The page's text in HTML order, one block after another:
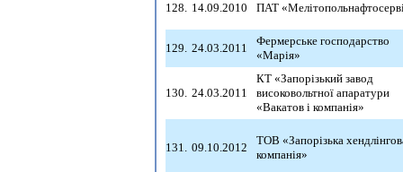
128. 14.09.2010 ПАТ
129. 24.03.2011
Фермерське господарство
«Марія»
130. 24.03.2011
КТ «Запорізький завод
високовольтної апаратури
«Вакатов і компанія»
131. 09.10.2012
ТОВ «Запорізька
компанія»